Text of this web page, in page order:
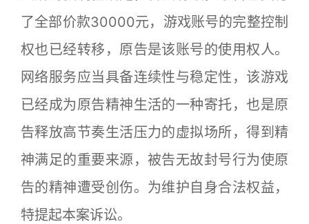
了全部价款30000元，游戏账号的完整控制
权也已经转移，原告是该账号的使用权人。
网络服务应当具备连续性与稳定性，该游戏
已经成为原告精神生活的一种寄托，也是原
告释放高节奏生活压力的虚拟场所，得到精
神满足的重要来源，被告无故封号行为使原
告的精神遭受创伤。为维护自身合法权益，
特提起本案诉讼。